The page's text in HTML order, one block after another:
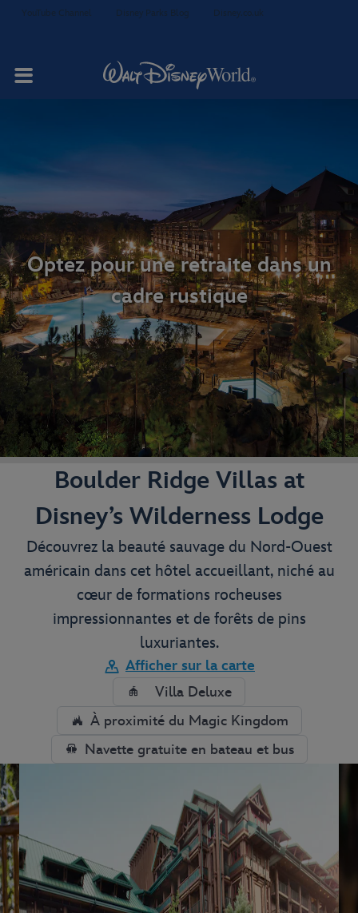
YouTube Channel Disney Parks Blog Disney.co.uk
Optez pour une retraite dans un
cadre rustique
Boulder Ridge Villas at
Disney’s Wilderness Lodge
Découvrez la beauté sauvage du Nord-Ouest
américain dans cet hôtel accueillant, niché au
cœur de formations rocheuses
impressionnantes et de forêts de pins
luxuriantes.
Afficher sur la carte
Villa Deluxe
À proximité du Magic Kingdom
Navette gratuite en bateau et bus